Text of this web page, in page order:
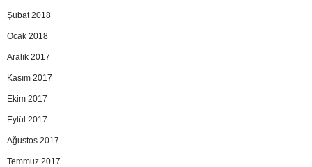
Şubat 2018
Ocak 2018
Aralık 2017
Kasım 2017
Ekim 2017
Eylül 2017
Ağustos 2017
Temmuz 2017